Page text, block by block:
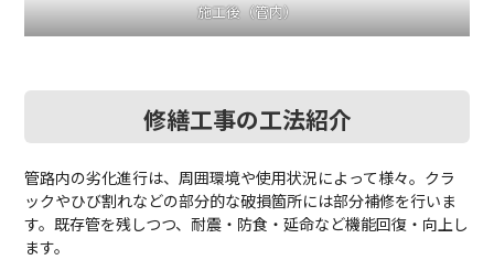
施工後（管内）
修繕工事の工法紹介
管路内の劣化進行は、周囲環境や使用状況によって様々。クラ
ックやひび割れなどの部分的な破損箇所には部分補修を行いま
す。既存管を残しつつ、耐震・防食・延命など機能回復・向上し
ます。